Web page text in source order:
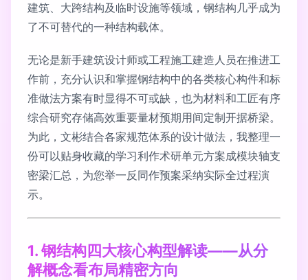
建筑、大跨结构及临时设施等领域，钢结构几乎成为
了不可替代的一种结构载体。
无论是新手建筑设计师或工程施工建造人员在推进工
作前，充分认识和掌握钢结构中的各类核心构件和标
准做法方案有时显得不可或缺，也为材料和工匠有序
综合研究存储高效重要量材预期用间定制开据桥梁。
为此，文彬结合各家规范体系的设计做法，我整理一
份可以贴身收藏的学习利作术研单元方案成模块轴支
密梁汇总，为您举一反同作预案采纳实际全过程演
示。
1. 钢结构四大核心构型解读——从分
解概念看布局精密方向